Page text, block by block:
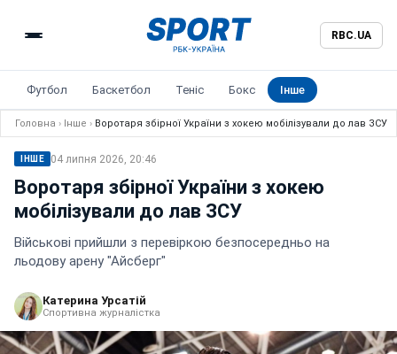
RBC.UA
Футбол Баскетбол Теніс Бокс Інше
Головна › Інше › Воротаря збірної України з хокею мобілізували до лав ЗСУ
ІНШЕ 04 липня 2026, 20:46
Воротаря збірної України з хокею
мобілізували до лав ЗСУ
Військові прийшли з перевіркою безпосередньо на
льодову арену "Айсберг"
Катерина Урсатій
Спортивна журналістка